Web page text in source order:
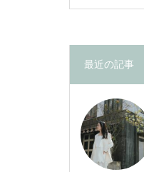
最近の記事